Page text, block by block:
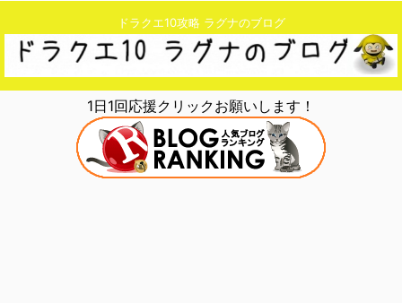
ドラクエ10攻略 ラグナのブログ
1日1回応援クリックお願いします！